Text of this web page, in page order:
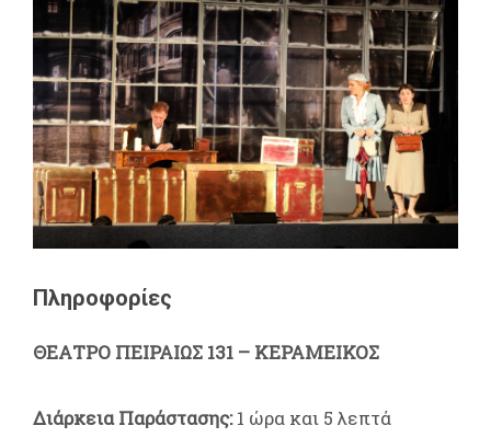
Πληροφορίες
ΘΕΑΤΡΟ ΠΕΙΡΑΙΩΣ 131 – ΚΕΡΑΜΕΙΚΟΣ
Διάρκεια Παράστασης:1 ώρα και 5 λεπτά